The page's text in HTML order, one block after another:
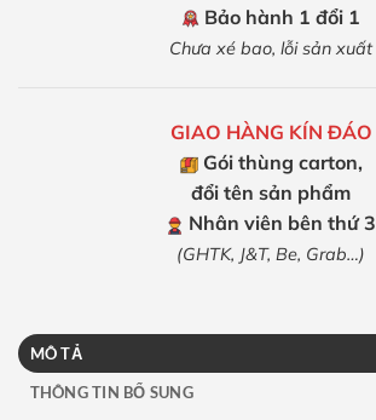
Bảo hành 1 đổi 1
Chưa xé bao, lỗi sản xuất
GIAO HÀNG KÍN ĐÁO
Gói thùng carton,
đổi tên sản phẩm
Nhân viên bên thứ 3
(GHTK, J&T, Be, Grab…)
MÔ TẢ
THÔNG TIN BỔ SUNG